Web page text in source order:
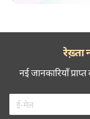
रेख़्ता
नई जानकारियाँ